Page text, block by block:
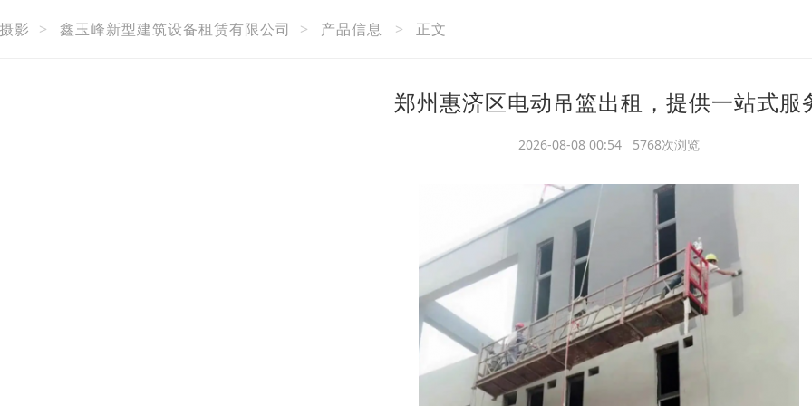
影 > 鑫玉峰新型建筑设备租赁有限公司 > 产品信息 > 正文
郑州惠济区电动吊篮出租，提供一站式服
2026-08-08 00:54 5768次浏览